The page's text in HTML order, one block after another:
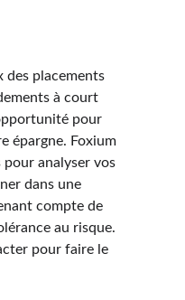
des placements
à court
pour
épargne. Foxium
pour analyser vos
dans une
compte de
au risque.
pour faire le